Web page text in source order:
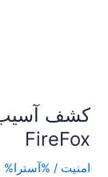
کشف
FireFox
امنیت / %آسترا%